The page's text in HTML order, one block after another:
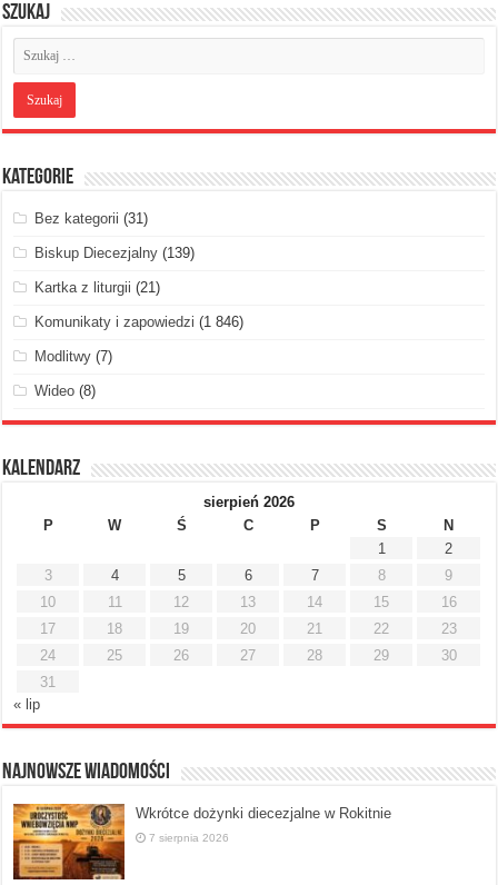
Szukaj
Kategorie
Bez kategorii (31)
Biskup Diecezjalny (139)
Kartka z liturgii (21)
Komunikaty i zapowiedzi (1 846)
Modlitwy (7)
Wideo (8)
Kalendarz
sierpień 2026
P
W Ś C P S
N
1
2
3
4 5 6 7 8
9
10
11 12 13 14 15
16
17
18 19 20 21 22
23
24
25 26 27 28 29
30
31
« lip
Najnowsze Wiadomości
Wkrótce dożynki diecezjalne w Rokitnie
7 sierpnia 2026